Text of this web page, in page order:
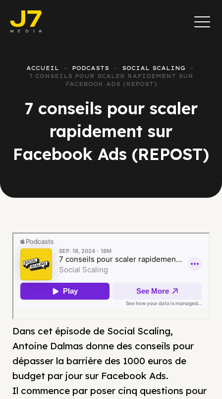
ACCUEIL PODCASTS
SOCIAL SCALING
7 CONSEILS POUR SCALER RAPIDEMENT SUR
FACEBOOK ADS (REPOST)
7 conseils pour scaler
rapidement sur
Facebook Ads (REPOST)
Dans cet épisode de Social Scaling,
Antoine Dalmas donne des conseils pour
dépasser la barrière des 1000 euros de
budget par jour sur Facebook Ads.
Il commence par poser cinq questions pour